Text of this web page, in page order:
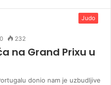
Judo
0 232
na Grand Prixu u
donio nam je uzbudljive